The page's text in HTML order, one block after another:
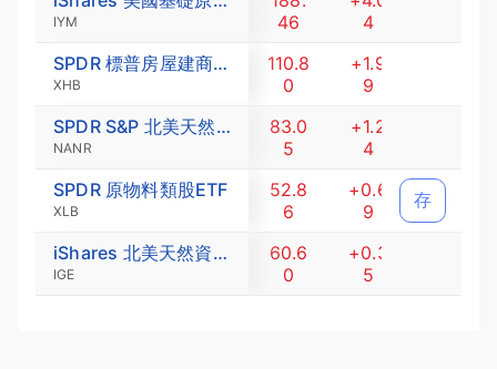
IYM
46
4
SPDR 標普房屋建商ETF
XHB
110.8
0
+1.9
9
SPDR S&P 北美天然資源ETF
NANR
83.0
5
+1.2
4
SPDR 原物料類股ETF
XLB
52.8
6
+0.6
9
+1.3
2
存
iShares 北美天然資源ETF
IGE
60.6
0
+0.3
5